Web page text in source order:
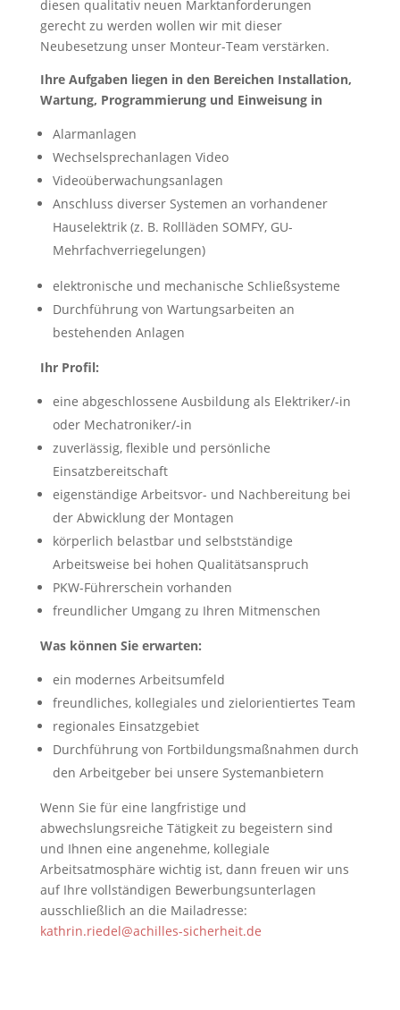
diesen qualitativ neuen Marktanforderungen
gerecht zu werden wollen wir mit dieser
Neubesetzung unser Monteur-Team verstärken.
Ihre Aufgaben liegen in den Bereichen Installation,
Wartung, Programmierung und Einweisung in
Alarmanlagen
Wechselsprechanlagen Video
Videoüberwachungsanlagen
Anschluss diverser Systemen an vorhandener
Hauselektrik (z. B. Rollläden SOMFY, GU-
Mehrfachverriegelungen)
elektronische und mechanische Schließsysteme
Durchführung von Wartungsarbeiten an
bestehenden Anlagen
Ihr Profil:
eine abgeschlossene Ausbildung als Elektriker/-in
oder Mechatroniker/-in
zuverlässig, flexible und persönliche
Einsatzbereitschaft
eigenständige Arbeitsvor- und Nachbereitung bei
der Abwicklung der Montagen
körperlich belastbar und selbstständige
Arbeitsweise bei hohen Qualitätsanspruch
PKW-Führerschein vorhanden
freundlicher Umgang zu Ihren Mitmenschen
Was können Sie erwarten:
ein modernes Arbeitsumfeld
freundliches, kollegiales und zielorientiertes Team
regionales Einsatzgebiet
Durchführung von Fortbildungsmaßnahmen durch
den Arbeitgeber bei unsere Systemanbietern
Wenn Sie für eine langfristige und
abwechslungsreiche Tätigkeit zu begeistern sind
und Ihnen eine angenehme, kollegiale
Arbeitsatmosphäre wichtig ist, dann freuen wir uns
auf Ihre vollständigen Bewerbungsunterlagen
ausschließlich an die Mailadresse:
kathrin.riedel@achilles-sicherheit.de